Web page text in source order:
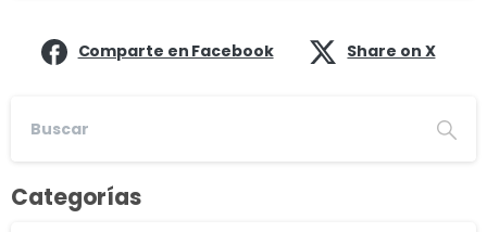
Comparte en Facebook Share on X
Categorías